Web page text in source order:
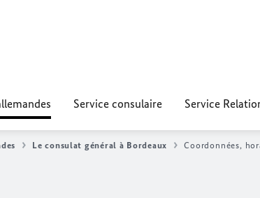
Service consulaire Service
Le consulat général à Bordeaux Coordonnées,